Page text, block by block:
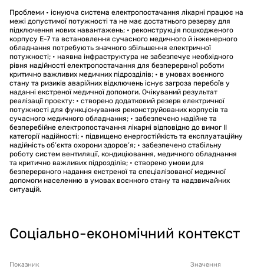
Проблеми • існуюча система електропостачання лікарні працює на
межі допустимої потужності та не має достатнього резерву для
підключення нових навантажень; • реконструкція пошкодженого
корпусу Е-7 та встановлення сучасного медичного й інженерного
обладнання потребують значного збільшення електричної
потужності; • наявна інфраструктура не забезпечує необхідного
рівня надійності електропостачання для безперервної роботи
критично важливих медичних підрозділів; • в умовах воєнного
стану та ризиків аварійних відключень існує загроза перебоїв у
наданні екстреної медичної допомоги. Очікуваний результат
реалізації проєкту: • створено додатковий резерв електричної
потужності для функціонування реконструйованих корпусів та
сучасного медичного обладнання; • забезпечено надійне та
безперебійне електропостачання лікарні відповідно до вимог ІІ
категорії надійності; • підвищено енергостійкість та експлуатаційну
надійність об’єкта охорони здоров’я; • забезпечено стабільну
роботу систем вентиляції, кондиціювання, медичного обладнання
та критично важливих підрозділів; • створено умови для
безперервного надання екстреної та спеціалізованої медичної
допомоги населенню в умовах воєнного стану та надзвичайних
ситуацій.
Соціально-економічний контекст
Показник Значення